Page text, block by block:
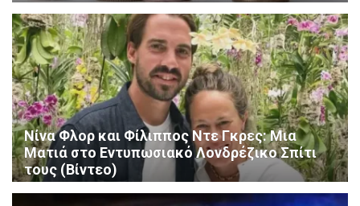
Νίνα Φλορ και Φίλιππος Ντε Γκρες: Μια
Ματιά στο Εντυπωσιακό Λονδρέζικο Σπίτι
τους (Βίντεο)